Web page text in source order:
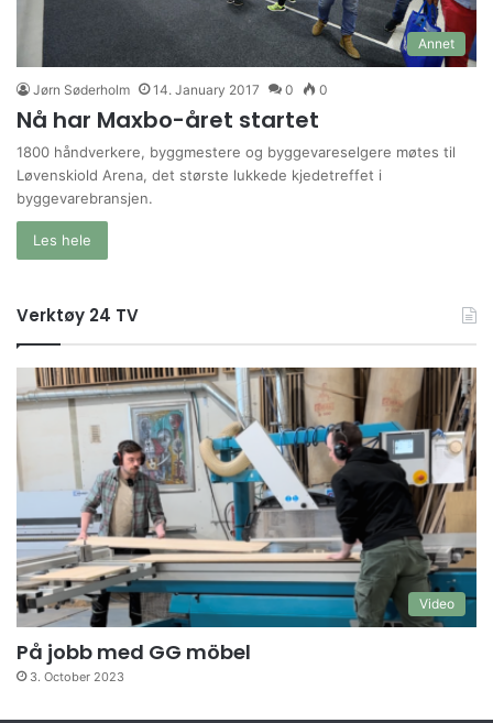
Annet
Jørn Søderholm 14. January 2017 0 0
Nå har Maxbo-året startet
1800 håndverkere, byggmestere og byggevareselgere møtes til
Løvenskiold Arena, det største lukkede kjedetreffet i
byggevarebransjen.
Les hele
Verktøy 24 TV
Video
På jobb med GG möbel
3. October 2023